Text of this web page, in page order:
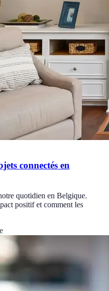
connectés en
quotidien en Belgique.
positif et comment les